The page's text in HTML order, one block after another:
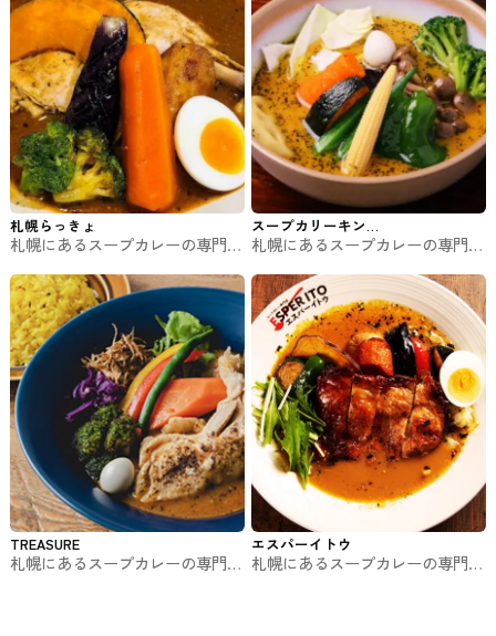
札幌らっきょ
札幌にあるスープカレーの専門店
スープカリーキン
グ
札幌にあるスープカレーの専門店
TREASURE
札幌にあるスープカレーの専門店
エスパーイトウ
札幌にあるスープカレーの専門店